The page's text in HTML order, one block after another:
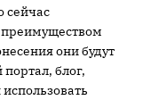
сейчас
преимуществом
они будут
блог,